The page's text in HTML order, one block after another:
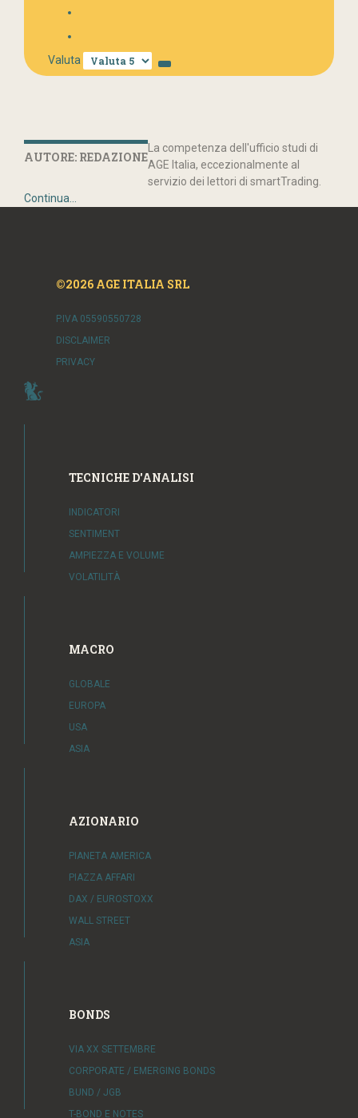
Valuta
AUTORE: REDAZIONE
La competenza dell'ufficio studi di
AGE Italia, eccezionalmente al
servizio dei lettori di smartTrading.
Continua...
©2026 AGE ITALIA SRL
P.IVA 05590550728
DISCLAIMER
PRIVACY
TECNICHE D'ANALISI
INDICATORI
SENTIMENT
AMPIEZZA E VOLUME
VOLATILITÀ
MACRO
GLOBALE
EUROPA
USA
ASIA
AZIONARIO
PIANETA AMERICA
PIAZZA AFFARI
DAX / EUROSTOXX
WALL STREET
ASIA
BONDS
VIA XX SETTEMBRE
CORPORATE / EMERGING BONDS
BUND / JGB
T-BOND E NOTES